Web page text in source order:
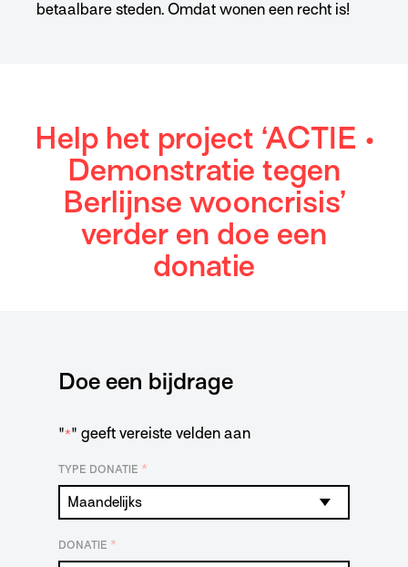
betaalbare steden. Omdat wonen een recht is!
Help het project ‘ACTIE •
Demonstratie tegen
Berlijnse wooncrisis’
verder en doe een
donatie
Doe een bijdrage
"*" geeft vereiste velden aan
TYPE DONATIE *
DONATIE *